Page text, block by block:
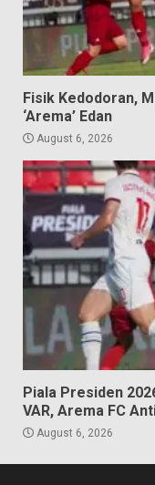
Fisik Kedodoran,
‘Arema’ Edan
August 6, 2026
Piala Presiden
VAR, Arema FC
August 6, 2026